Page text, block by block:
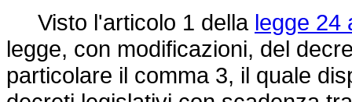
Visto l'articolo 1 della legge 24
legge, con modificazioni, del
particolare il comma 3, il quale